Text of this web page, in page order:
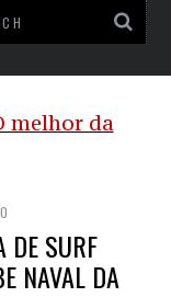
DE SURF
NAVAL DA